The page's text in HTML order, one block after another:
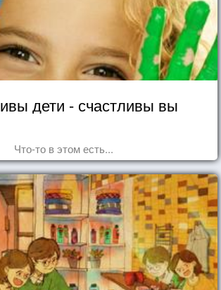
дети - счастливы вы
Что-то в этом есть...